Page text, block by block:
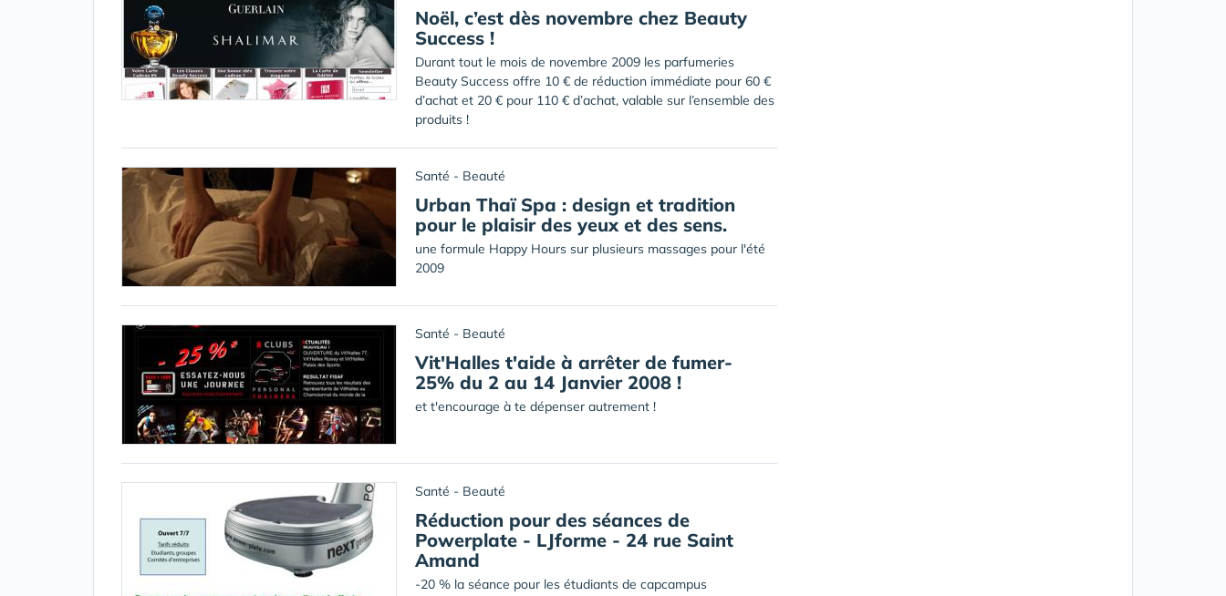
Noël, c’est dès novembre chez Beauty
Success !
Durant tout le mois de novembre 2009 les parfumeries
Beauty Success offre 10 € de réduction immédiate pour 60 €
d’achat et 20 € pour 110 € d’achat, valable sur l’ensemble des
produits !
Santé - Beauté
Urban Thaï Spa : design et tradition
pour le plaisir des yeux et des sens.
une formule Happy Hours sur plusieurs massages pour l'été
2009
Santé - Beauté
Vit'Halles t'aide à arrêter de fumer-
25% du 2 au 14 Janvier 2008 !
et t'encourage à te dépenser autrement !
Santé - Beauté
Réduction pour des séances de
Powerplate - LJforme - 24 rue Saint
Amand
-20 % la séance pour les étudiants de capcampus